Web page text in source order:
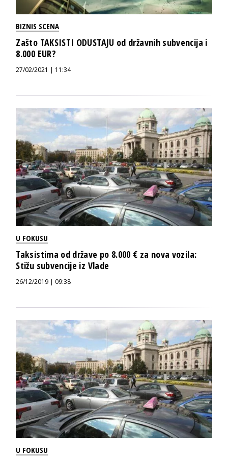
BIZNIS SCENA
Zašto TAKSISTI ODUSTAJU od državnih subvencija i
8.000 EUR?
27/02/2021 | 11:34
U FOKUSU
Taksistima od države po 8.000 € za nova vozila:
Stižu subvencije iz Vlade
26/12/2019 | 09:38
U FOKUSU